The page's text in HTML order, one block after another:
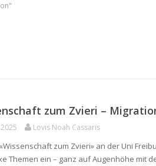
zum Zvieri –
Lovis Noah Cassaris
zum Zvieri» an der Uni
Themen ein – ganz auf Augenhöhe mit